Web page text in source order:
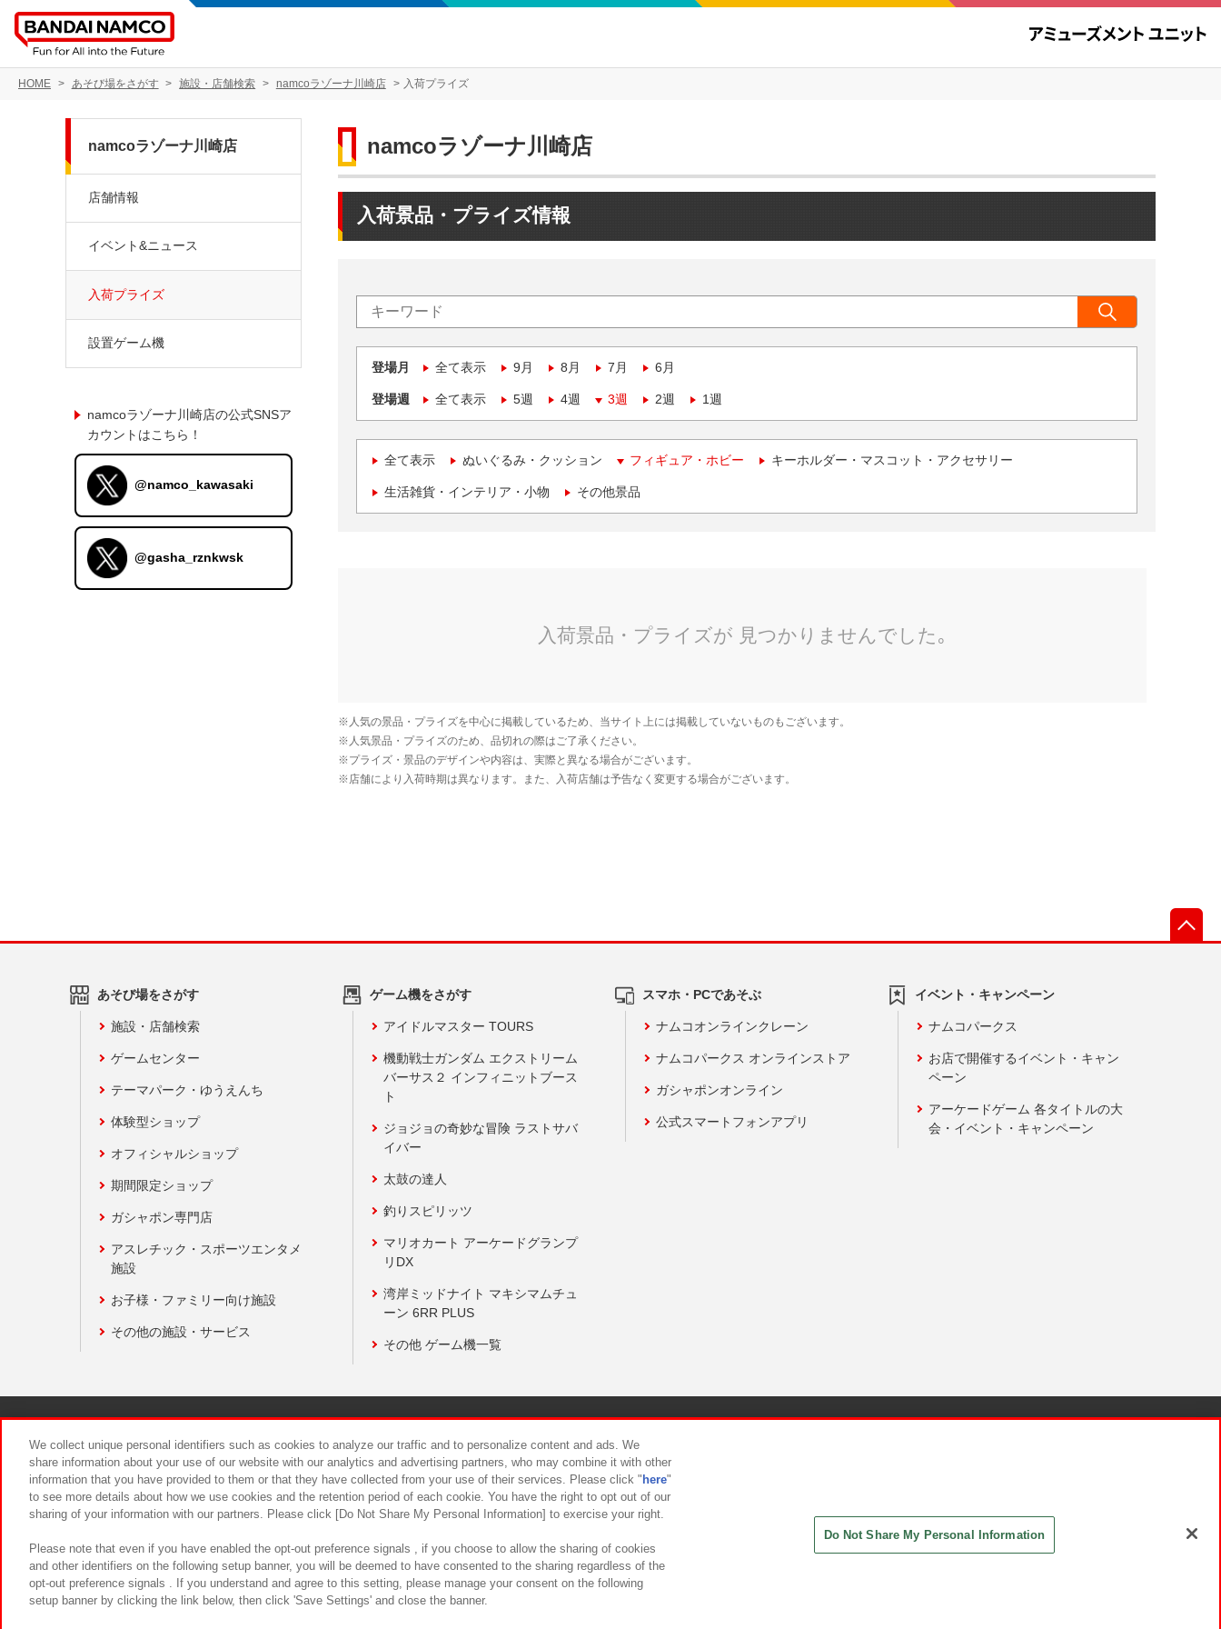
HOME あそび場をさがす 施設・店舗検索 namcoラゾーナ川崎店 入荷プライズ
namcoラゾーナ川崎店
入荷景品・プライズ情報
登場月 全て表示 9月 8月 7月 6月
登場週 全て表示 5週 4週 3週 2週 1週
全て表示 ぬいぐるみ・クッション フィギュア・ホビー キーホルダー・マスコット・アクセサリー
生活雑貨・インテリア・小物 その他景品
namcoラゾーナ川崎店
店舗情報
イベント&ニュース
入荷プライズ
設置ゲーム機
namcoラゾーナ川崎店の公式SNSア
カウントはこちら！
@namco_kawasaki
@gasha_rznkwsk
あそび場をさがす
施設・店舗検索
ゲームセンター
テーマパーク・ゆうえんち
体験型ショップ
オフィシャルショップ
期間限定ショップ
ガシャポン専門店
アスレチック・スポーツエンタメ
施設
お子様・ファミリー向け施設
その他の施設・サービス
ゲーム機をさがす
アイドルマスター TOURS
機動戦士ガンダム エクストリーム
バーサス２ インフィニットブース
ト
ジョジョの奇妙な冒険 ラストサバ
イバー
太鼓の達人
釣りスピリッツ
マリオカート アーケードグランプ
リDX
湾岸ミッドナイト マキシマムチュ
ーン 6RR PLUS
その他 ゲーム機一覧
スマホ・PCであそぶ
ナムコオンラインクレーン
ナムコパークス オンラインストア
ガシャポンオンライン
公式スマートフォンアプリ
イベント・キャンペーン
ナムコパークス
お店で開催するイベント・キャン
ペーン
アーケードゲーム 各タイトルの大
会・イベント・キャンペーン
食品のご提供について カスタマーハラスメント対応方針
We collect unique personal identifiers such as cookies to analyze our traffic and to personalize content and ads. We
share information about your use of our website with our analytics and advertising partners, who may combine it with other
information that you have provided to them or that they have collected from your use of their services. Please click " here"
to see more details about how we use cookies and the retention period of each cookie. You have the right to opt out of our
sharing of your information with our partners. Please click [Do Not Share My Personal Information] to exercise your right.
Please note that even if you have enabled the opt-out preference signals , if you choose to allow the sharing of cookies
and other identifiers on the following setup banner, you will be deemed to have consented to the sharing regardless of the
opt-out preference signals . If you understand and agree to this setting, please manage your consent on the following
setup banner by clicking the link below, then click 'Save Settings' and close the banner.
Do Not Share My Personal Information